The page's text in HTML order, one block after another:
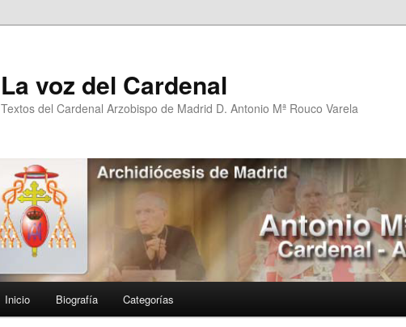
La voz del Cardenal
Textos del Cardenal Arzobispo de Madrid D. Antonio Mª Rouco Varela
Inicio Biografía Categorías